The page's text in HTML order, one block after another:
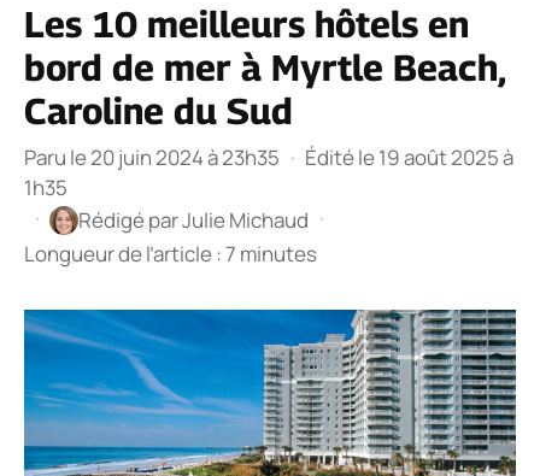
Les 10 meilleurs hôtels en
bord de mer à Myrtle Beach,
Caroline du Sud
Paru le 20 juin 2024 à 23h35 · Édité le 19 août 2025 à
1h35
·
Rédigé parJulie Michaud ·
Longueur de l’article : 7 minutes